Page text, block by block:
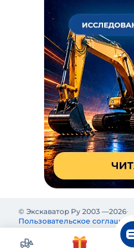
© Экскаватор Ру 2003 —2026
Пользовательское
Политика
Реклама и информация на